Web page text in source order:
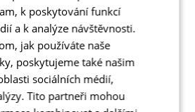
k poskytování funkcí
a k analýze návštěvnosti.
jak používáte naše
poskytujeme také našim
sociálních médií,
Tito partneři mohou